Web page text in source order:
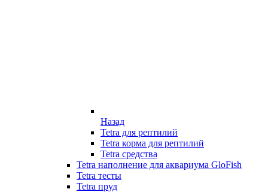
Назад
Tetra для рептилий
Tetra корма для рептилий
Tetra средства
Tetra наполнение для аквариума GloFish
Tetra тесты
Tetra пруд